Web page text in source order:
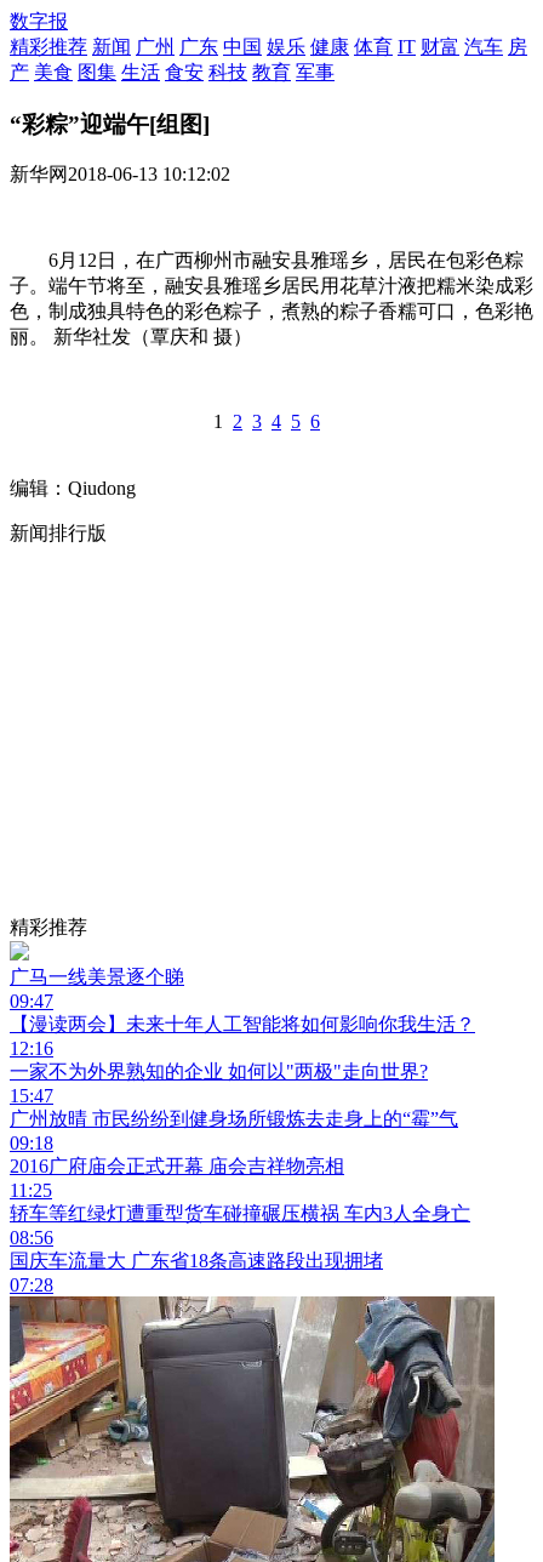
数字报
精彩推荐 新闻 广州 广东 中国 娱乐 健康 体育 IT 财富 汽车 房
产 美食 图集 生活 食安 科技 教育 军事
“彩粽”迎端午[组图]
新华网2018-06-13 10:12:02
6月12日，在广西柳州市融安县雅瑶乡，居民在包彩色粽
子。端午节将至，融安县雅瑶乡居民用花草汁液把糯米染成彩
色，制成独具特色的彩色粽子，煮熟的粽子香糯可口，色彩艳
丽。 新华社发（覃庆和 摄）
1 2 3 4 5 6
编辑：Qiudong
新闻排行版
精彩推荐
广马一线美景逐个睇
09:47
【漫读两会】未来十年人工智能将如何影响你我生活？
12:16
一家不为外界熟知的企业 如何以"两极"走向世界?
15:47
广州放晴 市民纷纷到健身场所锻炼去走身上的“霉”气
09:18
2016广府庙会正式开幕 庙会吉祥物亮相
11:25
轿车等红绿灯遭重型货车碰撞碾压横祸 车内3人全身亡
08:56
国庆车流量大 广东省18条高速路段出现拥堵
07:28